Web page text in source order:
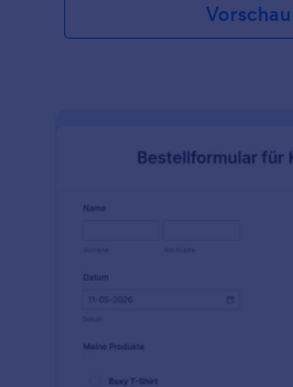
Vorschau